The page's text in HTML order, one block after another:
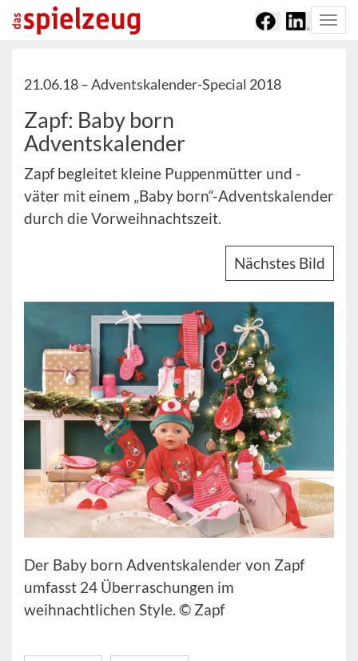
21.06.18 –Adventskalender-Special 2018
Zapf: Baby born
Adventskalender
Zapf begleitet kleine Puppenmütter und -
väter mit einem „Baby born“-Adventskalender
durch die Vorweihnachtszeit.
Nächstes Bild
Der Baby born Adventskalender von Zapf
umfasst 24 Überraschungen im
weihnachtlichen Style. © Zapf